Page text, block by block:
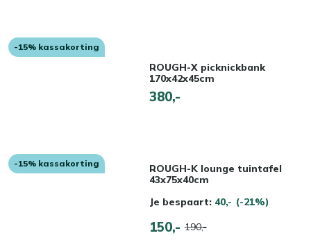
-15% kassakorting
ROUGH-X picknickbank
170x42x45cm
380,-
-15% kassakorting
ROUGH-K lounge tuintafel
43x75x40cm
Je bespaart: 40,- (-21%)
150,- 190,-